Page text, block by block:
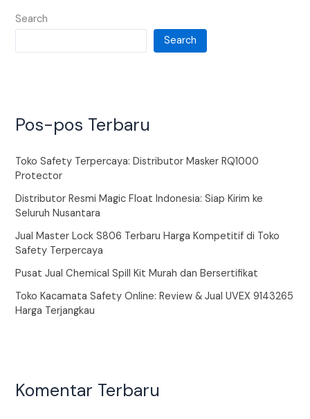
Search
Search
Pos-pos Terbaru
Toko Safety Terpercaya: Distributor Masker RQ1000
Protector
Distributor Resmi Magic Float Indonesia: Siap Kirim ke
Seluruh Nusantara
Jual Master Lock S806 Terbaru Harga Kompetitif di Toko
Safety Terpercaya
Pusat Jual Chemical Spill Kit Murah dan Bersertifikat
Toko Kacamata Safety Online: Review & Jual UVEX 9143265
Harga Terjangkau
Komentar Terbaru